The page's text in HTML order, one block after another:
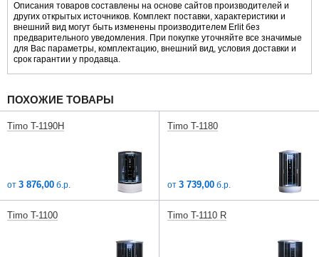
Описания товаров составлены на основе сайтов производителей и
других открытых источников. Комплект поставки, характеристики и
внешний вид могут быть изменены производителем Erlit без
предварительного уведомления. При покупке уточняйте все значимые
для Вас параметры, комплектацию, внешний вид, условия доставки и
срок гарантии у продавца.
ПОХОЖИЕ ТОВАРЫ
Timo T-1190H
от 3 876,00б.р.
Timo T-1180
от 3 739,00б.р.
Timo T-1100 Timo T-1110 R